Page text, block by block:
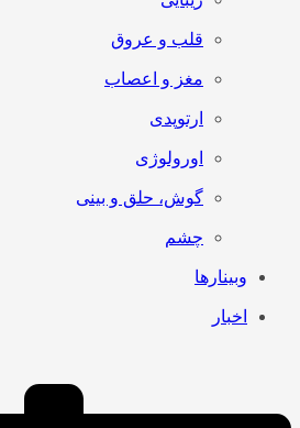
قلب و عروق
مغز و اعصاب
ارتوپدی
اورولوژی
گوش، حلق و بینی
چشم
وبینارها
اخبار